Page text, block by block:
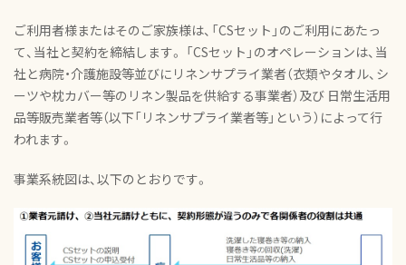
ご利用者様またはそのご家族様は、「CSセット」のご利用にあたっ
て、当社と契約を締結します。 「CSセット」のオペレーションは、当
社と病院・介護施設等並びにリネンサプライ業者（衣類やタオル、シ
ーツや枕カバー等のリネン製品を供給する事業者）及び 日常生活用
品等販売業者等（以下「リネンサプライ業者等」という）によって行
われます。
事業系統図は、以下のとおりです。